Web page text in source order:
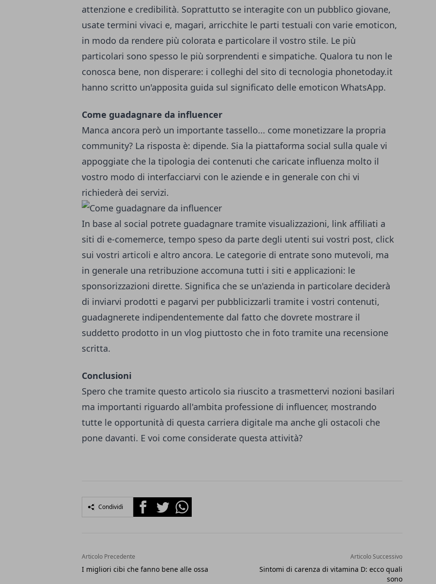
attenzione e credibilità. Soprattutto se interagite con un pubblico giovane,
usate termini vivaci e, magari, arricchite le parti testuali con varie emoticon,
in modo da rendere più colorata e particolare il vostro stile. Le più
particolari sono spesso le più sorprendenti e simpatiche. Qualora tu non le
conosca bene, non disperare: i colleghi del sito di tecnologia phonetoday.it
hanno scritto un'apposita guida sul significato delle emoticon WhatsApp.
Come guadagnare da influencer
Manca ancora però un importante tassello... come monetizzare la propria
community? La risposta è: dipende. Sia la piattaforma social sulla quale vi
appoggiate che la tipologia dei contenuti che caricate influenza molto il
vostro modo di interfacciarvi con le aziende e in generale con chi vi
richiederà dei servizi.
In base al social potrete guadagnare tramite visualizzazioni, link affiliati a
siti di e-comemerce, tempo speso da parte degli utenti sui vostri post, click
sui vostri articoli e altro ancora. Le categorie di entrate sono mutevoli, ma
in generale una retribuzione accomuna tutti i siti e applicazioni: le
sponsorizzazioni dirette. Significa che se un'azienda in particolare deciderà
di inviarvi prodotti e pagarvi per pubblicizzarli tramite i vostri contenuti,
guadagnerete indipendentemente dal fatto che dovrete mostrare il
suddetto prodotto in un vlog piuttosto che in foto tramite una recensione
scritta.
Conclusioni
Spero che tramite questo articolo sia riuscito a trasmettervi nozioni basilari
ma importanti riguardo all'ambita professione di influencer, mostrando
tutte le opportunità di questa carriera digitale ma anche gli ostacoli che
pone davanti. E voi come considerate questa attività?
Condividi FacebookTwitterWhatsapp
Articolo Precedente
I migliori cibi che fanno bene alle ossa
Articolo Successivo
Sintomi di carenza di vitamina D: ecco quali
sono